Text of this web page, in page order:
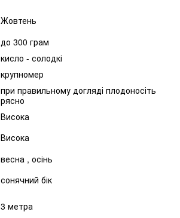
Жовтень
до 300 грам
кисло - солодкі
крупномер
при правильному догляді плодоносіть
рясно
Висока
Висока
весна , осінь
сонячний бік
3 метра